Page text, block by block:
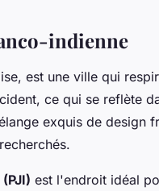
indienne
est une ville qui
ce qui se reflète
exquis de design
est l'endroit idéal